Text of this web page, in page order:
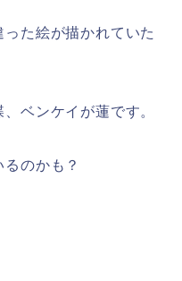
た絵が描かれていた
ベンケイが蓮です。
のかも？